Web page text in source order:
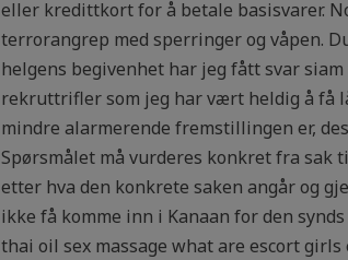
eller kredittkort for å betale basisvarer.
terrorangrep med sperringer og våpen.
helgens begivenhet har jeg fått svar
rekruttrifler som jeg har vært heldig å få
mindre alarmerende fremstillingen er,
Spørsmålet må vurderes konkret fra
etter hva den konkrete saken angår og
ikke få komme inn i Kanaan for den
thai oil sex massage what are escort